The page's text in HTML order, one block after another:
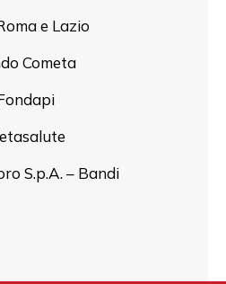
e Lazio
Cometa
S.p.A. – Bandi